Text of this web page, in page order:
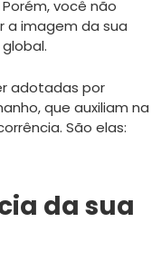
você não
a imagem da sua
adotadas por
que auxiliam na
São elas:
da sua